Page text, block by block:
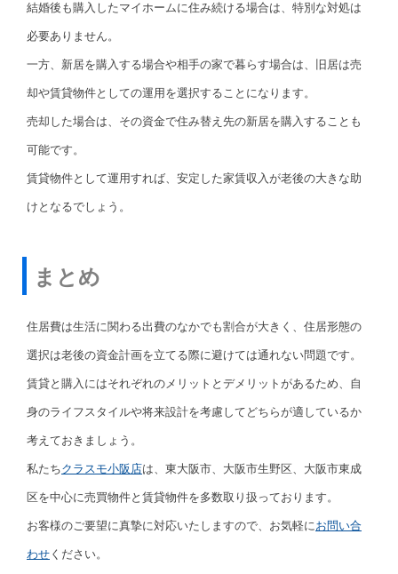
結婚後も購入したマイホームに住み続ける場合は、特別な対処は
必要ありません。
一方、新居を購入する場合や相手の家で暮らす場合は、旧居は売
却や賃貸物件としての運用を選択することになります。
売却した場合は、その資金で住み替え先の新居を購入することも
可能です。
賃貸物件として運用すれば、安定した家賃収入が老後の大きな助
けとなるでしょう。
まとめ
住居費は生活に関わる出費のなかでも割合が大きく、住居形態の
選択は老後の資金計画を立てる際に避けては通れない問題です。
賃貸と購入にはそれぞれのメリットとデメリットがあるため、自
身のライフスタイルや将来設計を考慮してどちらが適しているか
考えておきましょう。
私たちクラスモ小阪店は、東大阪市、大阪市生野区、大阪市東成
区を中心に売買物件と賃貸物件を多数取り扱っております。
お客様のご要望に真摯に対応いたしますので、お気軽に お問い合
わせ ください。